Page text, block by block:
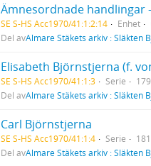
Ämnesordnade handlingar
SE S-HS Acc1970/41:1:2:14 Enhet
Del avAlmare Stäkets arkiv : Släkten
Elisabeth Björnstjerna (f.
SE S-HS Acc1970/41:1:3 Serie
Del avAlmare Stäkets arkiv : Släkten
Carl Björnstjerna
SE S-HS Acc1970/41:1:4 Serie
Del avAlmare Stäkets arkiv : Släkten